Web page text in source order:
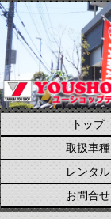
トップ
取扱車種
レンタル
お問合せ